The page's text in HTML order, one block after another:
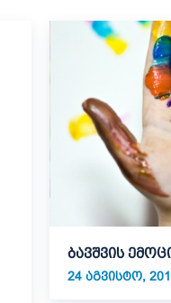
ბავშვის
24 ᲐᲒᲕᲘᲡᲢᲝ,